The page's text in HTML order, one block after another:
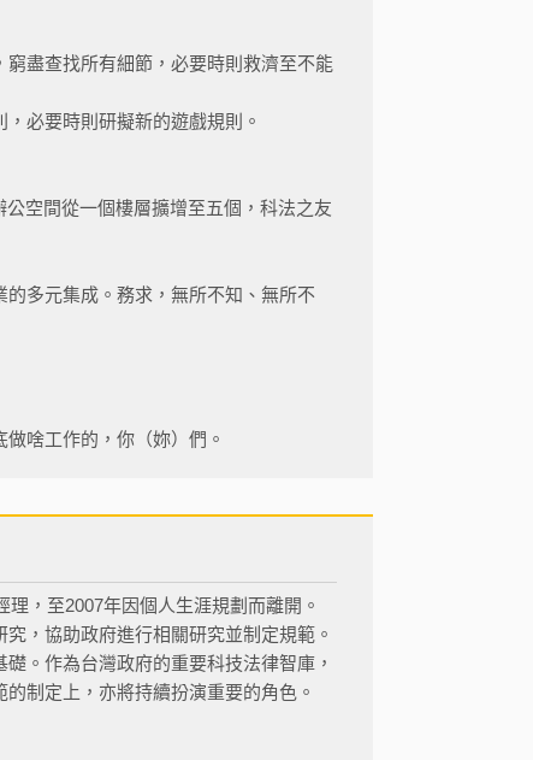
盡查找所有細節，必要時則救濟至不能
必要時則研擬新的遊戲規則。
空間從一個樓層擴增至五個，科法之友
多元集成。務求，無所不知、無所不
啥工作的，你（妳）們。
，至2007年因個人生涯規劃而離開。
，協助政府進行相關研究並制定規範。
。作為台灣政府的重要科技法律智庫，
制定上，亦將持續扮演重要的角色。